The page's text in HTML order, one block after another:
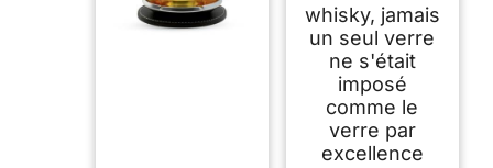
whisky, jamais
un seul verre
ne s'était
imposé
comme le
verre par
excellence